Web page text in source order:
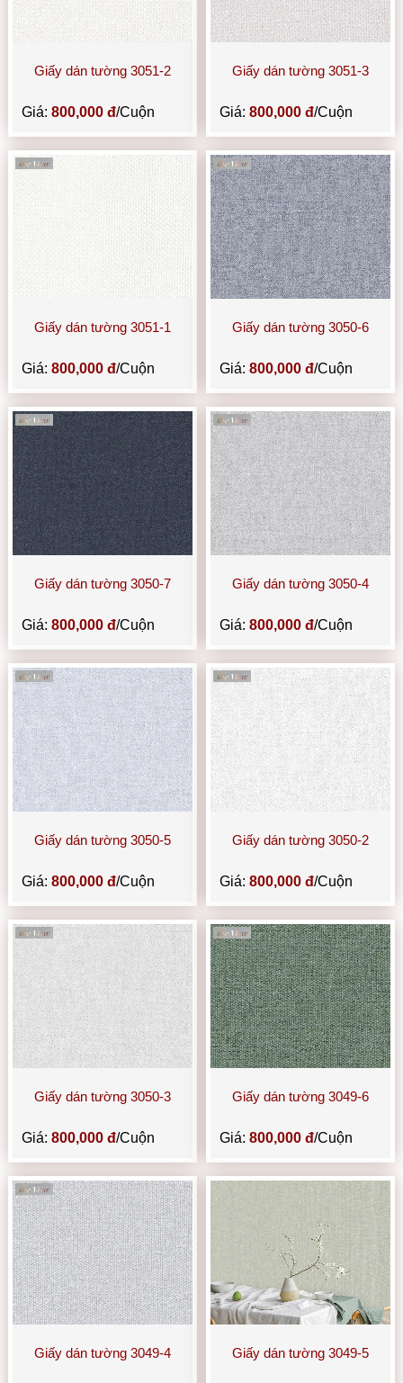
Giấy dán tường 3051-2
Giá:800,000 đ/Cuộn
Giấy dán tường 3051-3
Giá: 800,000 đ/Cuộn
Giấy dán tường 3051-1
Giá:800,000 đ/Cuộn
Giấy dán tường 3050-6
Giá: 800,000 đ/Cuộn
Giấy dán tường 3050-7
Giá:800,000 đ/Cuộn
Giấy dán tường 3050-4
Giá: 800,000 đ/Cuộn
Giấy dán tường 3050-5
Giá:800,000 đ/Cuộn
Giấy dán tường 3050-2
Giá: 800,000 đ/Cuộn
Giấy dán tường 3050-3
Giá:800,000 đ/Cuộn
Giấy dán tường 3049-6
Giá: 800,000 đ/Cuộn
Giấy dán tường 3049-4 Giấy dán tường 3049-5